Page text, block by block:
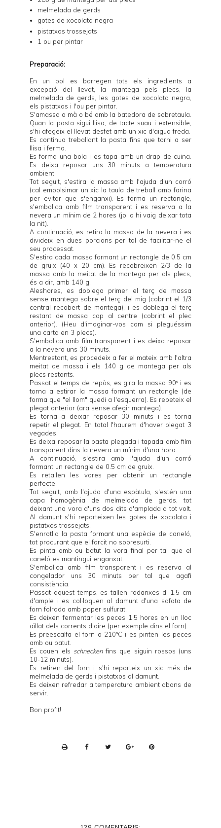
melmelada de gerds
gotes de xocolata negra
pistatxos trossejats
1 ou per pintar
Preparació:
En un bol es barregen tots els ingredients a
excepció del llevat, la mantega pels plecs, la
melmelada de gerds, les gotes de xocolata negra,
els pistatxos i l'ou per pintar.
S'amassa a mà o bé amb la batedora de sobretaula.
Quan la pasta sigui llisa, de tacte suau i extensible,
s'hi afegeix el llevat desfet amb un xic d'aigua freda.
Es continua treballant la pasta fins que torni a ser
llisa i ferma.
Es forma una bola i es tapa amb un drap de cuina.
Es deixa reposar uns 30 minuts a temperatura
ambient.
Tot seguit, s'estira la massa amb l'ajuda d'un corró
(cal empolsimar un xic la taula de treball amb farina
per evitar que s'enganxi). Es forma un rectangle,
s'embolica amb film transparent i es reserva a la
nevera un mínim de 2 hores (jo la hi vaig deixar tota
la nit).
A continuació, es retira la massa de la nevera i es
divideix en dues porcions per tal de facilitar-ne el
seu processat.
S'estira cada massa formant un rectangle de 0.5 cm
de gruix (40 x 20 cm). Es recobreixen 2/3 de la
massa amb la meitat de la mantega per als plecs,
és a dir, amb 140 g.
Aleshores, es doblega primer el terç de massa
sense mantega sobre el terç del mig (cobrint el 1/3
central recobert de mantega), i es doblega el terç
restant de massa cap al centre (cobrint el plec
anterior). (Heu d'imaginar-vos com si pleguéssim
una carta en 3 plecs).
S'embolica amb film transparent i es deixa reposar
a la nevera uns 30 minuts.
Mentrestant, es procedeix a fer el mateix amb l'altra
meitat de massa i els 140 g de mantega per als
plecs restants.
Passat el temps de repòs, es gira la massa 90º i es
torna a estirar la massa formant un rectangle (de
forma que "el llom" quedi a l'esquerra). Es repeteix el
plegat anterior (ara sense afegir mantega).
Es torna a deixar reposar 30 minuts i es torna
repetir el plegat. En total l'haurem d'haver plegat 3
vegades.
Es deixa reposar la pasta plegada i tapada amb film
transparent dins la nevera un mínim d'una hora.
A continuació, s'estira amb l'ajuda d'un corró
formant un rectangle de 0.5 cm de gruix.
Es retallen les vores per obtenir un rectangle
perfecte.
Tot seguit, amb l'ajuda d'una espàtula, s'estén una
capa homogènia de melmelada de gerds, tot
deixant una vora d'uns dos dits d'amplada a tot volt.
Al damunt s'hi reparteixen les gotes de xocolata i
pistatxos trossejats.
S'enrotlla la pasta formant una espècie de caneló,
tot procurant que el farcit no sobresurti.
Es pinta amb ou batut la vora final per tal que el
caneló es mantingui enganxat.
S'embolica amb film transparent i es reserva al
congelador uns 30 minuts per tal que agafi
consistència.
Passat aquest temps, es tallen rodanxes d' 1.5 cm
d'ample i es col·loquen al damunt d'una safata de
forn folrada amb paper sulfurat.
Es deixen fermentar les peces 1.5 hores en un lloc
aïllat dels corrents d'aire (per exemple dins el forn).
Es preescalfa el forn a 210ºC i es pinten les peces
amb ou batut.
Es couen els schneckenfins que siguin rossos (uns
10-12 minuts).
Es retiren del forn i s'hi reparteix un xic més de
melmelada de gerds i pistatxos al damunt.
Es deixen refredar a temperatura ambient abans de
servir.
Bon profit!